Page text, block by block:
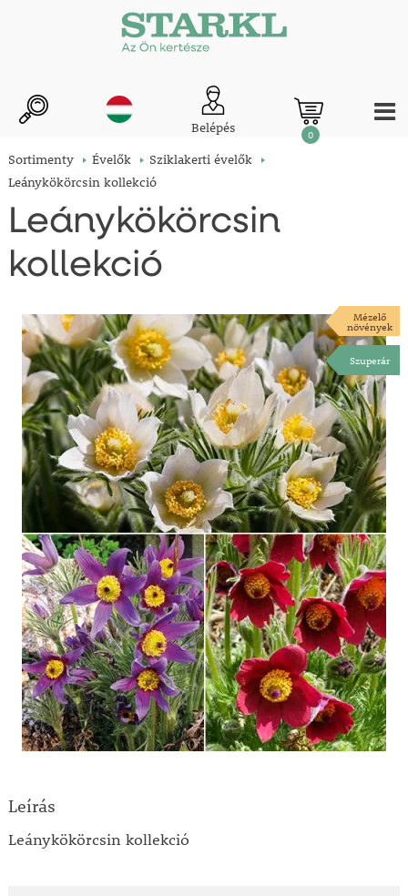
Belépés 0
Sortimenty Évelők
Sziklakerti évelők
Leánykökörcsin kollekció
Leánykökörcsin
kollekció
Mézelő
növények
Szuperár
Leírás
Leánykökörcsin kollekció